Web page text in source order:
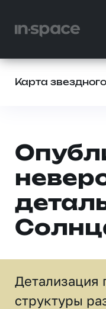
Карта
Детализация
структуры